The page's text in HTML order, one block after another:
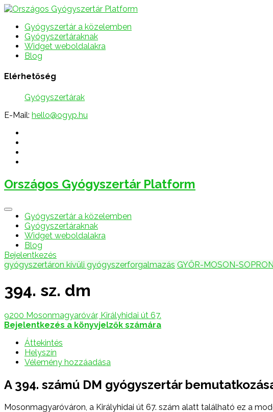
Gyógyszertár a közelemben
Gyógyszertáraknak
Widget weboldalakra
Blog
Elérhetőség
Gyógyszertárak
E-Mail: hello@ogyp.hu
Országos Gyógyszertár Platform
Gyógyszertár a közelemben
Gyógyszertáraknak
Widget weboldalakra
Blog
Bejelentkezés
gyógyszertáron kívüli gyógyszerforgalmazás GYŐR-MOSON-SOPRON
394. sz. dm
9200 Mosonmagyaróvár, Királyhidai út 67.
Bejelentkezés a könyvjelzők számára
Áttekintés
Helyszín
Vélemény hozzáadása
A 394. számú DM gyógyszertár
Mosonmagyaróváron, a Királyhidai út 67. szám alatt található ez a